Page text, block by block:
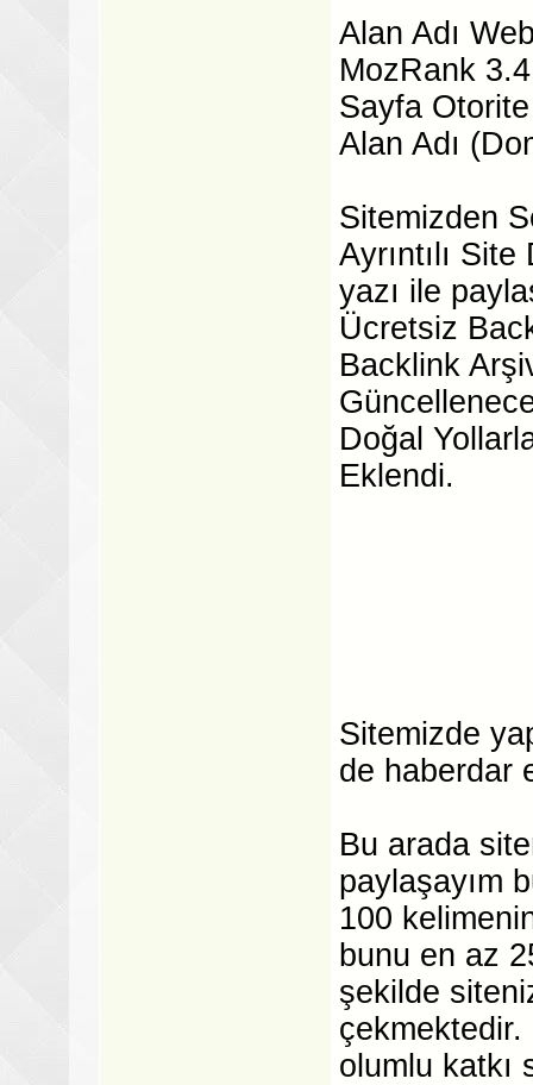
Alan Adı
MozRank 3.4
Sayfa
Alan Adı
Sitemizden
Ayrıntılı
yazı ile
Ücretsiz
Backlink
Doğal
Eklendi.
Sitemizde
de haberdar
Bu arada
paylaşayım
100
bunu en az
şekilde
çekmektedir.
olumlu katkı